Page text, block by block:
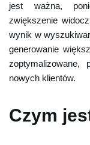
jest ważna,
zwiększenie
wynik w
generowanie
zoptymalizowane,
nowych klientów.
Czym